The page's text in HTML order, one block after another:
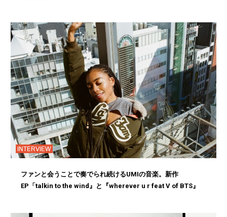
INTERVIEW
ファンと会うことで奏でられ続けるUMIの音楽。新作
EP「talkin to the wind』と『wherever u r feat V of BTS』